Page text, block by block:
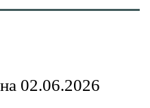
02.06.2026